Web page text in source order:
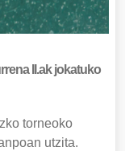
II.ak jokatuko
torneoko
utzita.